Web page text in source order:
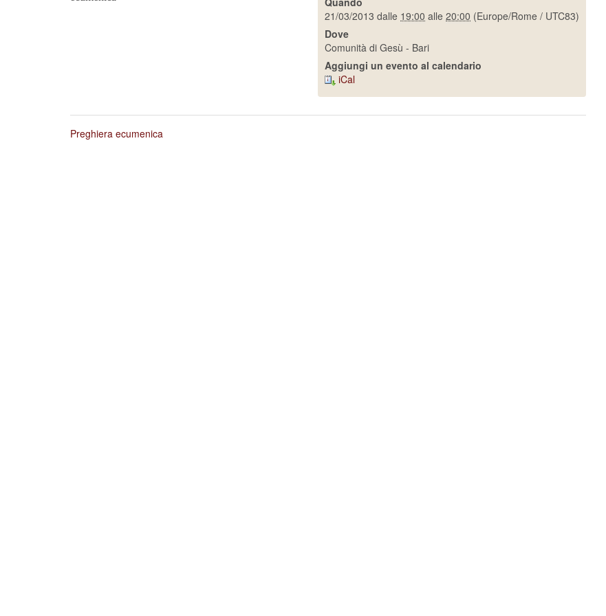
21/03/2013 dalle 19:00 alle 20:00 (Europe/Rome / UTC83)
Dove
Comunità di Gesù - Bari
Aggiungi un evento al calendario
iCal
Preghiera ecumenica